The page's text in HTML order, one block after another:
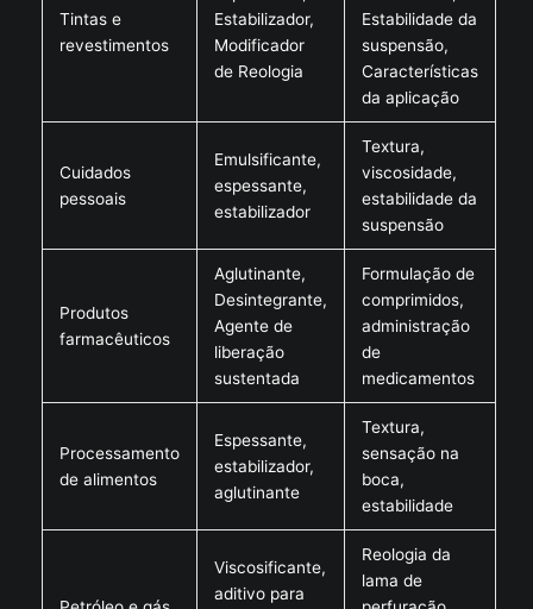
Tintas e
revestimentos
Estabilizador,
Modificador
de Reologia
Estabilidade da
suspensão,
Características
da aplicação
Cuidados
pessoais
Emulsificante,
espessante,
estabilizador
Textura,
viscosidade,
estabilidade da
suspensão
Produtos
farmacêuticos
Aglutinante,
Desintegrante,
Agente de
liberação
sustentada
Formulação de
comprimidos,
administração
de
medicamentos
Processamento
de alimentos
Espessante,
estabilizador,
aglutinante
Textura,
sensação na
boca,
estabilidade
Viscosificante,
aditivo para
Reologia da
lama de